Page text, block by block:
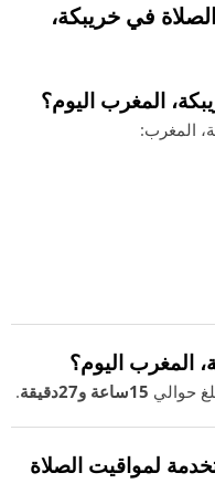
في خريبكة،
المغرب اليوم؟
المغرب:
المغرب اليوم؟
حوالي 15ساعة و27دقيقة .
لمواقيت الصلاة